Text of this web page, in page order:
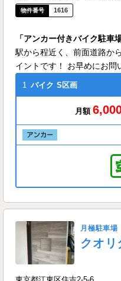
1616
「アンカー付きバイク駐車場
駅から程近く、前面道路か
イントです！ お早めにお問
1 バイク S区画
月額
月極駐車場
クオリ